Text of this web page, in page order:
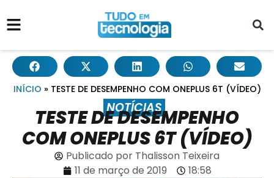
INÍCIO » TESTE DE DESEMPENHO COM ONEPLUS 6T (VÍDEO)
NOTÍCIAS
TESTE DE DESEMPENHO
COM ONEPLUS 6T (VÍDEO)
Publicado por Thalisson Teixeira
11 de março de 2019
18:58